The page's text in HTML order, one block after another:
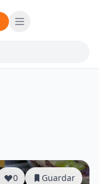
0 Guardar